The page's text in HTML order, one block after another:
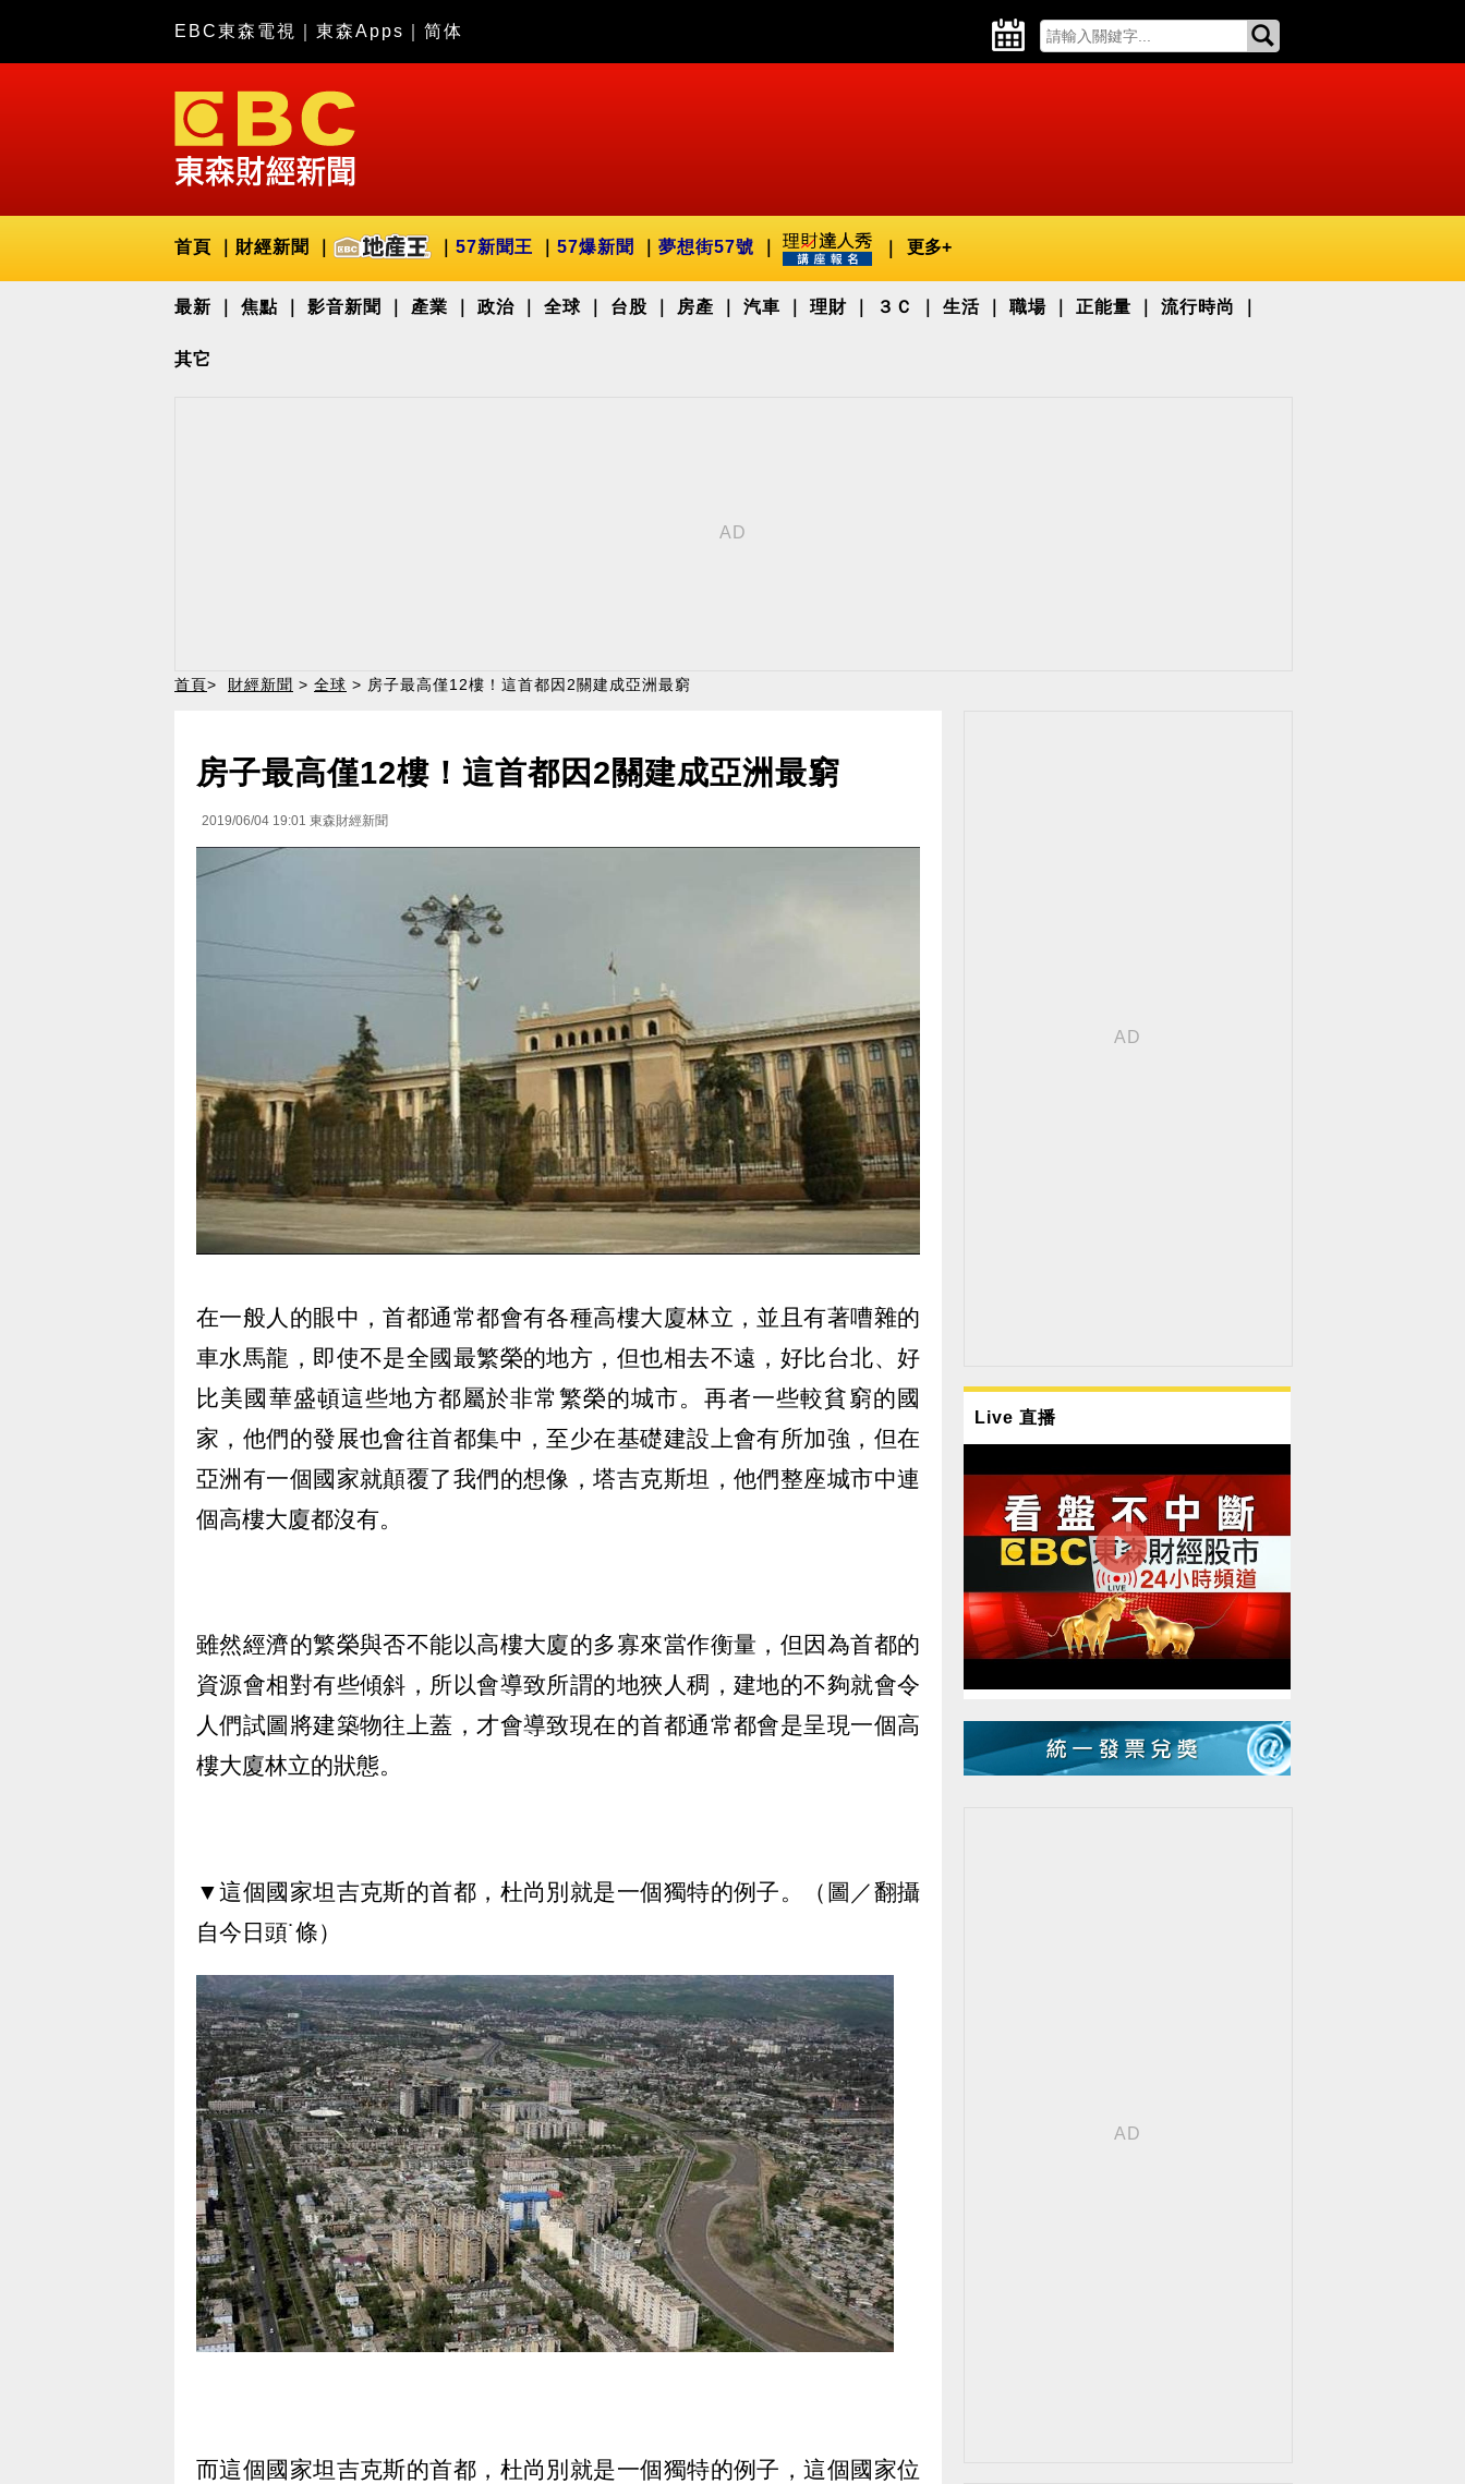
EBC東森電視 東森Apps 简体
首頁 財經新聞 57新聞王 57爆新聞 夢想街57號 更多+
最新 焦點 影音新聞 產業 政治 全球 台股 房產 汽車 理財 ３Ｃ 生活 職場 正能量 流行時尚
其它
首頁> 財經新聞 > 全球 > 房子最高僅12樓！這首都因2關建成亞洲最窮
房子最高僅12樓！這首都因2關建成亞洲最窮
2019/06/04 19:01 東森財經新聞
在一般人的眼中，首都通常都會有各種高樓大廈林立，並且有著嘈雜的
車水馬龍，即使不是全國最繁榮的地方，但也相去不遠，好比台北、好
比美國華盛頓這些地方都屬於非常繁榮的城市。再者一些較貧窮的國
家，他們的發展也會往首都集中，至少在基礎建設上會有所加強，但在
亞洲有一個國家就顛覆了我們的想像，塔吉克斯坦，他們整座城市中連
個高樓大廈都沒有。
雖然經濟的繁榮與否不能以高樓大廈的多寡來當作衡量，但因為首都的
資源會相對有些傾斜，所以會導致所謂的地狹人稠，建地的不夠就會令
人們試圖將建築物往上蓋，才會導致現在的首都通常都會是呈現一個高
樓大廈林立的狀態。
▼這個國家坦吉克斯的首都，杜尚別就是一個獨特的例子。（圖／翻攝
自今日頭˙條）
而這個國家坦吉克斯的首都，杜尚別就是一個獨特的例子，這個國家位
Live 直播